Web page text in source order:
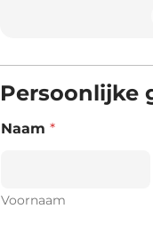
Persoonlijke
Naam *
Voornaam